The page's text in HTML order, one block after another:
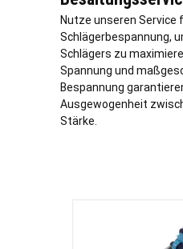
Nutze unseren Service
Schlägerbespannung,
Schlägers zu
Spannung und
Bespannung
Ausgewogenheit
Stärke.